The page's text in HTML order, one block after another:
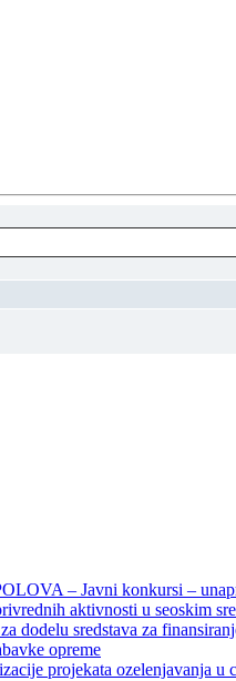
– Javni konkursi –
aktivnosti u seoskim
sredstava za
opreme
projekata ozelenjavanja u